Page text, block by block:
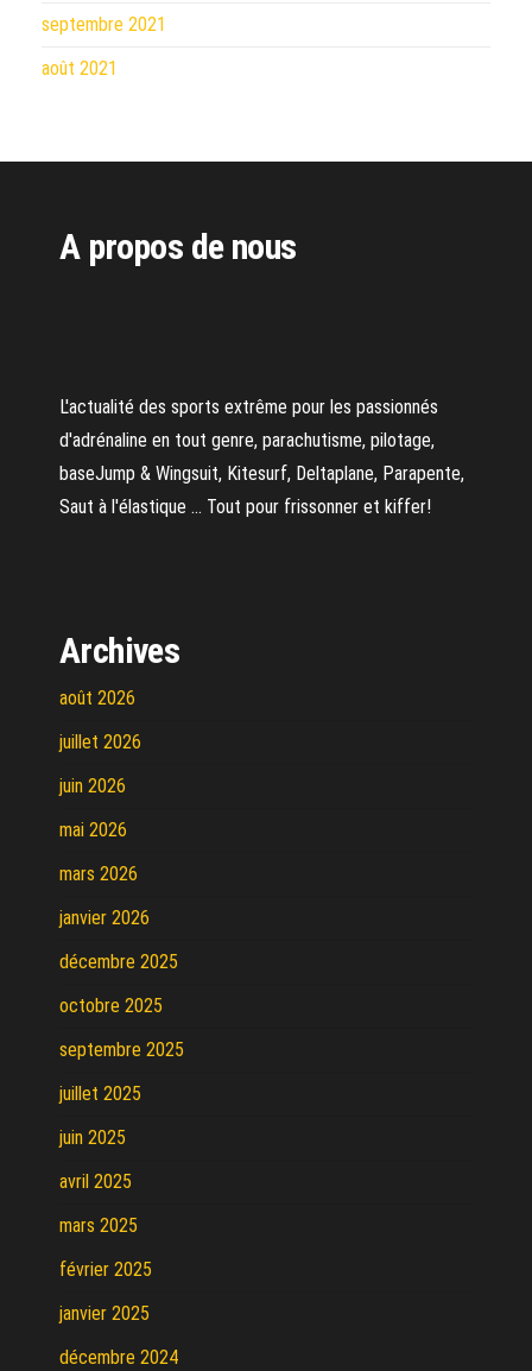
septembre 2021
août 2021
A propos de nous
L'actualité des sports extrême pour les passionnés
d'adrénaline en tout genre, parachutisme, pilotage,
baseJump & Wingsuit, Kitesurf, Deltaplane, Parapente,
Saut à l'élastique ... Tout pour frissonner et kiffer!
Archives
août 2026
juillet 2026
juin 2026
mai 2026
mars 2026
janvier 2026
décembre 2025
octobre 2025
septembre 2025
juillet 2025
juin 2025
avril 2025
mars 2025
février 2025
janvier 2025
décembre 2024